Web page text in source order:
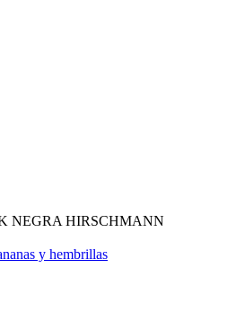
NEGRA HIRSCHMANN
y hembrillas